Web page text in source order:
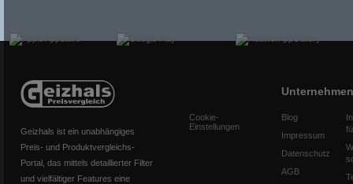
Geizhals ist ein unabhängiges
Preis- und Produktvergleichs-
Portal, das mittels detaillierter Filter
und vielfältiger Features eine
Cookie-
Einstellungen
Unternehmen
Blog
Impressum
Datenschutz
AGB